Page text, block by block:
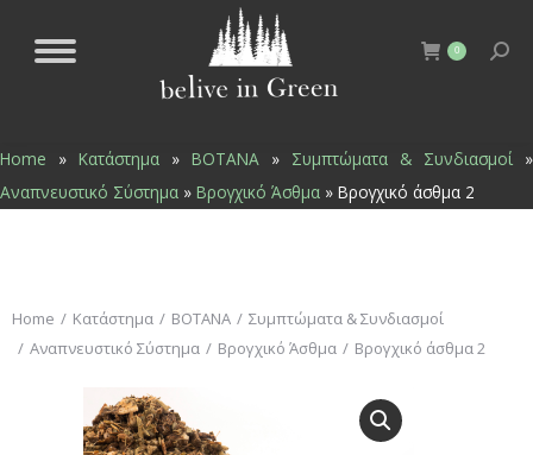
0
Home » Κατάστημα » ΒΟΤΑΝΑ » Συμπτώματα & Συνδιασμοί »
Αναπνευστικό Σύστημα » Βρογχικό Άσθμα » Βρογχικό άσθμα 2
You are here:
Home Κατάστημα ΒΟΤΑΝΑ
Συμπτώματα & Συνδιασμοί
Αναπνευστικό Σύστημα
Βρογχικό Άσθμα Βρογχικό άσθμα 2